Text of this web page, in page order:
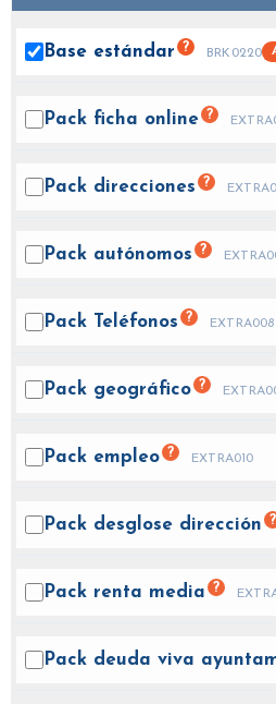
Base estándar ? BRK0220
Pack ficha online ?
Pack direcciones ?
Pack autónomos ?
Pack Teléfonos ? EXTRA008
Pack geográfico ?
Pack empleo ? EXTRA010
Pack desglose dirección ?
Pack renta media ?
Pack deuda viva